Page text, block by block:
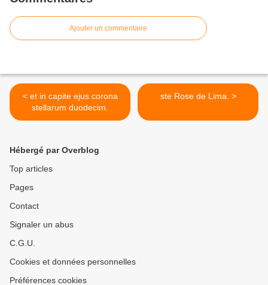
Ajouter un commentaire
< et in capite ejus corona
stellarum duodecim.
ste Rose de Lima. >
Hébergé par Overblog
Top articles
Pages
Contact
Signaler un abus
C.G.U.
Cookies et données personnelles
Préférences cookies